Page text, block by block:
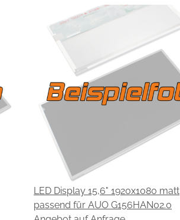
LED Display 15,6" 1920x1080 matt
passend für AUO G156HAN02.0